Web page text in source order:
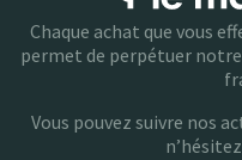
Chaque achat que vous
permet de perpétuer
Vous pouvez suivre nos